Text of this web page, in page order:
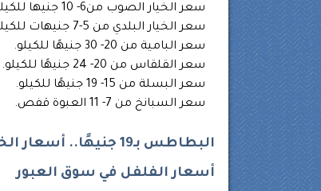
سعر الخيار الصوب من6- 10 جنيها للكيلو.
سعر الخيار البلدي من 5-7 جنيهات للكيلو.
سعر البامية من 20- 30 جنيهًا للكيلو.
سعر القلقاس من 20- 24 جنيهًا للكيلو.
سعر البسلة من 15- 19 جنيهًا للكيلو.
سعر السبانخ من 7- 11 العبوة قفص.
البطاطس بـ19 جنيهًا.. أسعار الخضروات بسوق العبور اليوم الأحد
أسعار الفلفل في سوق العبور